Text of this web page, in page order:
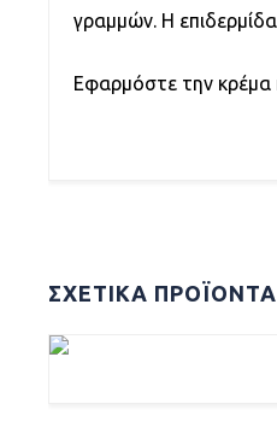
γραμμών. Η
Εφαρμόστε την κρέμα
ΣΧΕΤΙΚΆ ΠΡΟΪΌΝΤΑ